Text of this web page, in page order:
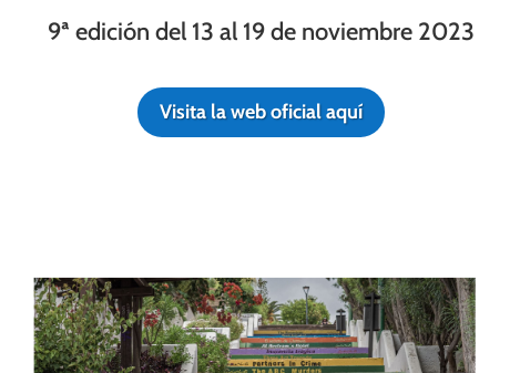
9ª edición del 13 al 19 de noviembre 2023
Visita la web oficial aquí